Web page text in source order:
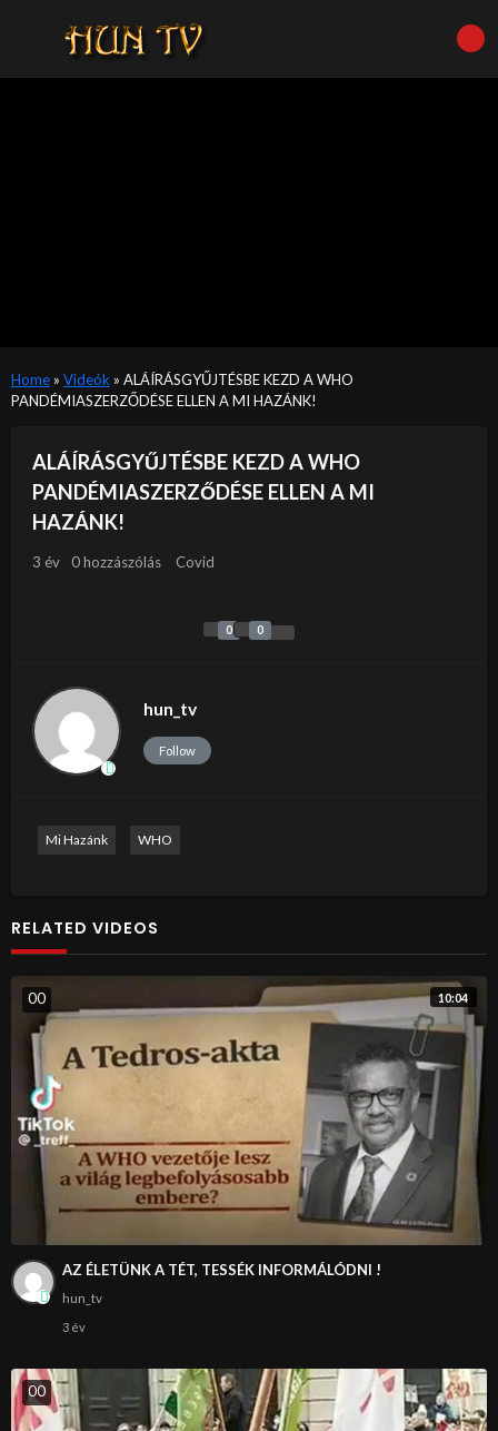
Home» Videók » ALÁÍRÁSGYŰJTÉSBE KEZD A WHO
PANDÉMIASZERZŐDÉSE ELLEN A MI HAZÁNK!
ALÁÍRÁSGYŰJTÉSBE KEZD A WHO
PANDÉMIASZERZŐDÉSE ELLEN A MI
HAZÁNK!
3 év 0 hozzászólás Covid
0 0
hun_tv
Follow
Mi Hazánk WHO
RELATED VIDEOS
10:04
00
AZ ÉLETÜNK A TÉT, TESSÉK INFORMÁLÓDNI !
hun_tv
3 év
00